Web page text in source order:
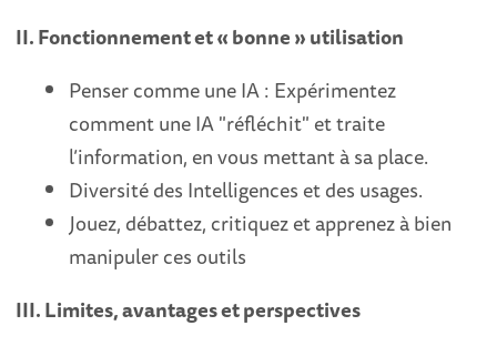
II. Fonctionnement et « bonne » utilisation
Penser comme une IA : Expérimentez
comment une IA "réfléchit" et traite
l’information, en vous mettant à sa place.
Diversité des Intelligences et des usages.
Jouez, débattez, critiquez et apprenez à bien
manipuler ces outils
III. Limites, avantages et perspectives